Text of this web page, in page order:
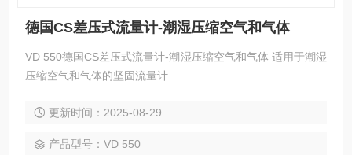
德国CS差压式流量计-潮湿压缩空气和气体
VD 550德国CS差压式流量计-潮湿压缩空气和气体 适用于潮湿
压缩空气和气体的坚固流量计
更新时间：2025-08-29
产品型号：VD 550